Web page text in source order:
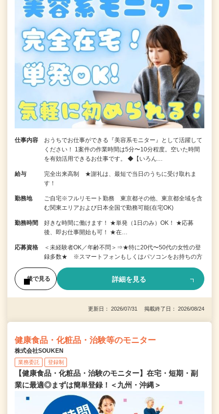
仕事内容
おうちでお仕事ができる『美容系モニター』として活躍して
ください！ 1案件の作業時間は5分〜10分程度。空いた時間
を有効活用できるお仕事です。 ◆【いろん…
給与
完全出来高制 ★謝礼は、最短で当日のうちに受け取れま
す！
勤務地
ご自宅※フルリモート勤務 東京都その他、東京都全域を含
む関東エリアおよび日本全国で勤務可能(在宅OK)
勤務時間
好きな時間に働けます！ ★単発（1日のみ）OK！ ★応募
後、即お仕事開始も可！ ★在…
応募資格
＜未経験者OK／年齢不問＞⇒★特に20代〜50代の女性の登
録多数★ ※スマートフォンもしくはパソコンをお持ちの方
後で見る 詳細を見る
更新日： 2026/07/31 掲載終了日： 2026/08/24
健康食品・化粧品・治験等のモニター
株式会社SOUKEN
業務委託 登録制
【健康食品・化粧品・治験のモニター】在宅・短期・副
業に最適◎まずは簡単登録！＜九州・沖縄＞